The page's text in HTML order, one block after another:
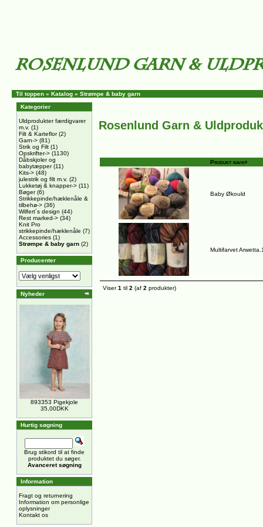
Til toppen » Katalog » Strømpe & baby garn
Kategorier
Uldprodukter færdigvarer
m.v. (1)
Filt & Karteflor(2)
Garn-> (81)
Strik og Filt (1)
Opskrifter-> (1130)
Dåbskjoler og
babytæpper(11)
Kits-> (48)
julestrik og filt m.v. (2)
Lukketøj & knapper-> (11)
Bøger(6)
Strikkepinde/hæklenåle &
tilbehø-> (36)
Wilfert´s design (44)
Rest marked-> (34)
Knit Pro
strikkepinde/hæklenåle (7)
Accessories (1)
Strømpe & baby garn (2)
Producenter
Nyheder
893353 Pigekjole
35,00DKK
Hurtig søgning
Brug stikord til at finde
produktet du søger.
Avanceret søgning
Information
Fragt og returnering
Information om personlige
oplysninger
Kontakt os
Rosenlund Garn &
Produkt navn+
Baby Økould
Multifarvet
Viser1 til 2 (af 2 produkter)